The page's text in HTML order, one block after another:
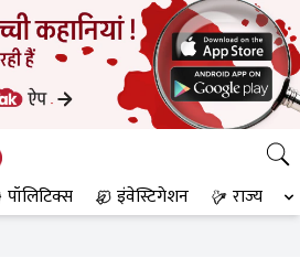
पॉलिटिक्स इंवेस्टिगेशन राज्य